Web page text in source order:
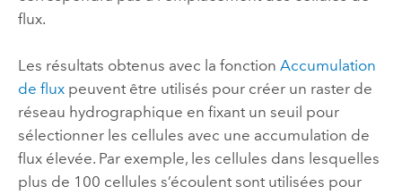
flux.
Les résultats obtenus avec la fonction Accumulation
de fluxpeuvent être utilisés pour créer un raster de
réseau hydrographique en fixant un seuil pour
sélectionner les cellules avec une accumulation de
flux élevée. Par exemple, les cellules dans lesquelles
plus de 100 cellules s’écoulent sont utilisées pour